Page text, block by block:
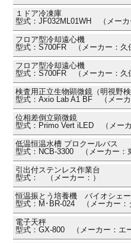
１ドア冷凍庫
型式：JF032ML01WH （メーカ
フロア型冷却遠心機
型式：S700FR （メーカー：久
フロア型冷却遠心機
型式：S700FR （メーカー：久
検査用正立生物顕微鏡（明視野検
型式：Axio Lab A1 BF （メーカ
位相差倒立顕微鏡
型式：Primo Vert iLED （メーカ
低温恒温水槽 プロクールバス
型式：NCB-3300 （メーカー：
引出付ステンレス作業台
型式： （メーカー：）
恒温振とう培養機 バイオシェ
型式：M･BR-024 （メーカー：
電子天秤
型式：GX-800 （メーカー：エ